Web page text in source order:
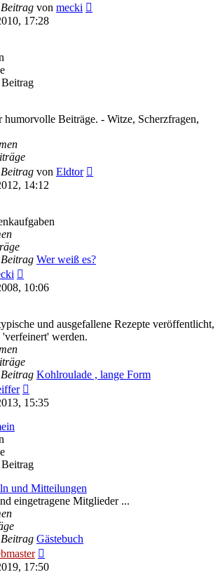
von mecki
17:28
Beiträge. - Witze, Scherzfragen,
von Eldtor
14:12
Wer weiß es?
Beitrag
10:06
und ausgefallene Rezepte veröffentlicht,
werden.
Kohlroulade , lange Form
Beitrag
15:35
und Mitteilungen
eingetragene Mitglieder ...
Gästebuch
Beitrag
17:50